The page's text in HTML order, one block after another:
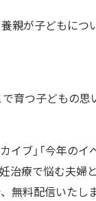
親が子どもにつ
育つ子どもの思
イブ」「今年のイ
治療で悩む夫婦と
無料配信いたし